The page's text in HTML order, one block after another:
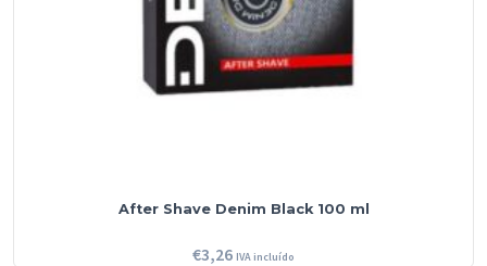
After Shave Denim Black 100 ml
€3,26 IVA incluído